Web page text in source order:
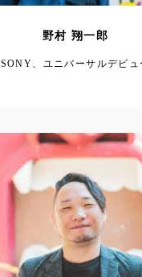
野村 翔一郎
SONY、ユニバーサルデビュ